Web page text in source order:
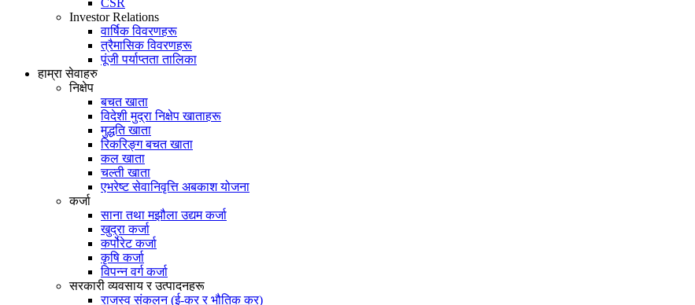
CSR
Investor Relations
वार्षिक विवरणहरू
त्रैमासिक विवरणहरू
पूंजी पर्याप्तता तालिका
हाम्रा सेवाहरु
निक्षेप
बचत खाता
विदेशी मुद्रा निक्षेप खाताहरू
मुद्धति खाता
रिकरिङ्ग बचत खाता
कल खाता
चल्ती खाता
एभरेष्ट सेवानिवृत्ति अबकाश योजना
कर्जा
साना तथा मझौला उद्यम कर्जा
खुद्रा कर्जा
कर्पोरेट कर्जा
कृषि कर्जा
विपन्न वर्ग कर्जा
सरकारी व्यवसाय र उत्पादनहरू
राजस्व संकलन (ई-कर र भौतिक कर)